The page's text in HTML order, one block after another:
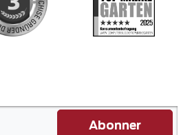
Abonner